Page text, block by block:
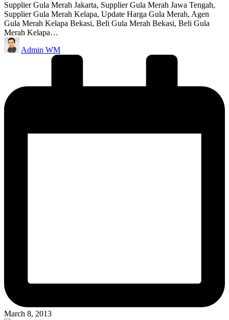
Supplier Gula Merah Jakarta, Supplier Gula Merah Jawa Tengah,
Supplier Gula Merah Kelapa, Update Harga Gula Merah, Agen
Gula Merah Kelapa Bekasi, Beli Gula Merah Bekasi, Beli Gula
Merah Kelapa…
Posted
by
Admin WM
March 8, 2013